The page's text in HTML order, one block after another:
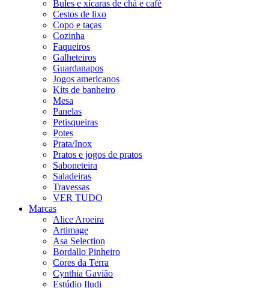
Bules e xícaras de chá e café
Cestos de lixo
Copo e taças
Cozinha
Faqueiros
Galheteiros
Guardanapos
Jogos americanos
Kits de banheiro
Mesa
Panelas
Petisqueiras
Potes
Prata/Inox
Pratos e jogos de pratos
Saboneteira
Saladeiras
Travessas
VER TUDO
Marcas
Alice Aroeira
Artimage
Asa Selection
Bordallo Pinheiro
Cores da Terra
Cynthia Gavião
Estúdio Iludi